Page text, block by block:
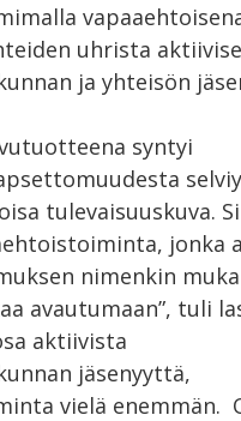
uhrista
ja yhteisön
syntyi
tulevaisuuskuva.
jonka
nimenkin
avautumaan”, tuli
aktiivista
jäsenyyttä,
vielä enemmän.